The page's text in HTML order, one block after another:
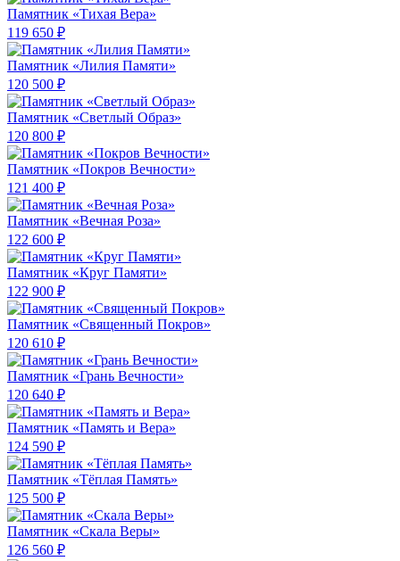
Памятник «Тихая Вера»
119 650 ₽
Памятник «Лилия Памяти»
120 500 ₽
Памятник «Светлый Образ»
120 800 ₽
Памятник «Покров Вечности»
121 400 ₽
Памятник «Вечная Роза»
122 600 ₽
Памятник «Круг Памяти»
122 900 ₽
Памятник «Священный Покров»
120 610 ₽
Памятник «Грань Вечности»
120 640 ₽
Памятник «Память и Вера»
124 590 ₽
Памятник «Тёплая Память»
125 500 ₽
Памятник «Скала Веры»
126 560 ₽